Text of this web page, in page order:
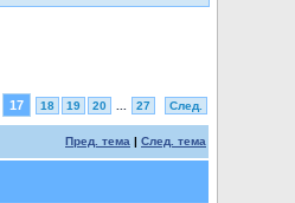
17 18 19 20 27 След.
Пред. тема | След. тема